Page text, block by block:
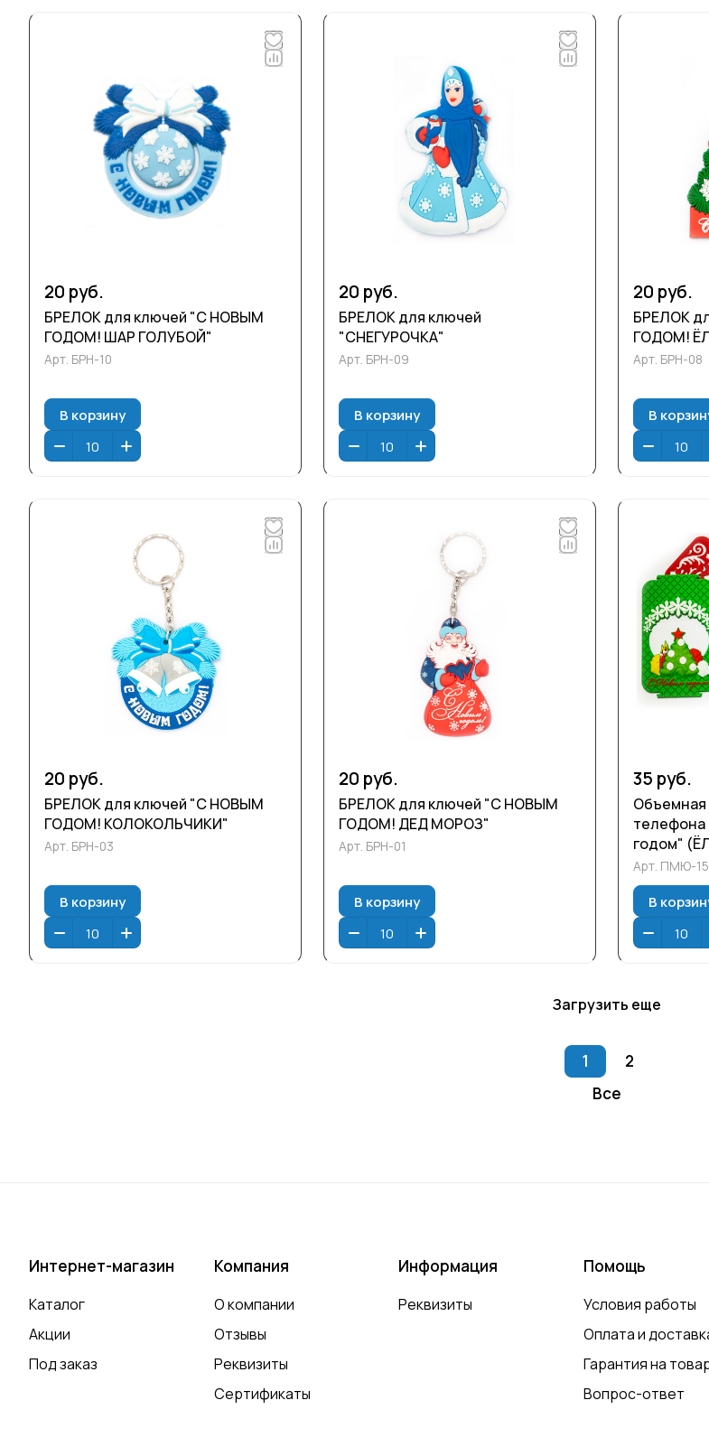
20 руб.
БРЕЛОК для ключей "С НОВЫМ
ГОДОМ! ШАР ГОЛУБОЙ"
Арт. БРН-10
В корзину
20 руб.
БРЕЛОК для ключей
"СНЕГУРОЧКА"
Арт. БРН-09
В корзину
20 руб.
БРЕЛОК
ГОДОМ!
Арт. БРН-08
В
20 руб.
БРЕЛОК для ключей "С НОВЫМ
ГОДОМ! КОЛОКОЛЬЧИКИ"
Арт. БРН-03
В корзину
20 руб.
БРЕЛОК для ключей "С НОВЫМ
ГОДОМ! ДЕД МОРОЗ"
Арт. БРН-01
В корзину
35 руб.
Объемная
телефона
годом"
Арт. ПМЮ-
В
Загрузить еще
1
2
Все
Интернет-магазин
Каталог
Акции
Под заказ
Компания
О компании
Отзывы
Реквизиты
Сертификаты
Информация
Реквизиты
Помощь
Условия работы
Оплата и
Гарантия на
Вопрос-ответ